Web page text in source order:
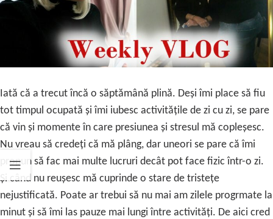
Iată că a trecut încă o săptămână plină. Deși îmi place să fiu
tot timpul ocupată și îmi iubesc activitățile de zi cu zi, se pare
că vin și momente în care presiunea și stresul mă copleșesc.
Nu vreau să credeți că mă plâng, dar uneori se pare că îmi
propun să fac mai multe lucruri decât pot face fizic într-o zi.
Și când nu reușesc mă cuprinde o stare de tristețe
nejustificată. Poate ar trebui să nu mai am zilele progrmate la
minut și să îmi las pauze mai lungi între activități. De aici cred